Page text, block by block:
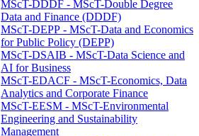
MScT-DDDF - MScT-Double Degree
Data and Finance (DDDF)
MScT-DEPP - MScT-Data and Economics
for Public Policy (DEPP)
MScT-DSAIB - MScT-Data Science and
AI for Business
MScT-EDACF - MScT-Economics, Data
Analytics and Corporate Finance
MScT-EESM - MScT-Environmental
Engineering and Sustainability
Management